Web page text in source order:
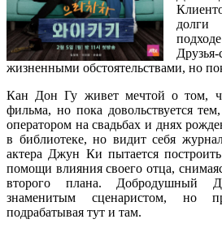
долги
жизненными обстоятельствами, но
Кан Дон Гу живет мечтой о том,
фильма, но пока довольствуется
оператором на свадьбах и днях
в библиотеке, но видит себя
актера Джун Ки пытается
помощи влияния своего отца,
второго плана.
знаменитым сценаристом, но
подрабатывая тут и там.